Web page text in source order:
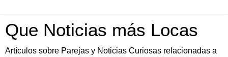
Que Noticias más Locas
Artículos sobre Parejas y Noticias Curiosas relacionadas a